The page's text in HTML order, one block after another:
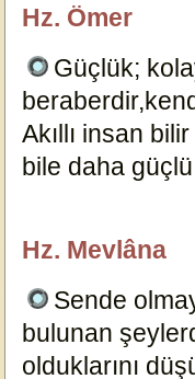
Hz. Ömer
Güçlük;
Akıllı insan
bile daha
Hz. Mevlâna
Sende
bulunan
olduklarını